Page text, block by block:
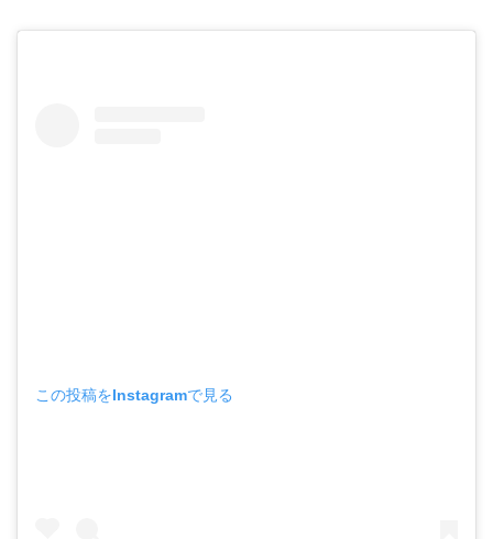
この投稿をInstagramで見る